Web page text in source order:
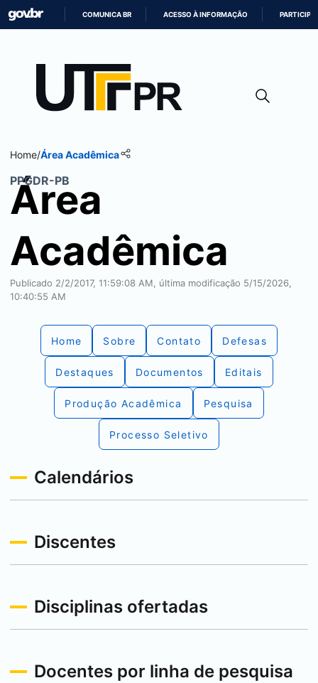
CONTEÚDO
COMUNICA BR ACESSO À INFORMAÇÃO PARTICIPE
Home/Área Acadêmica
PPGDR-PB
Área
Acadêmica
Publicado 2/2/2017, 11:59:08 AM, última modificação 5/15/2026,
10:40:55 AM
Home Sobre Contato Defesas
Destaques Documentos Editais
Produção Acadêmica Pesquisa
Processo Seletivo
Calendários
Discentes
Disciplinas ofertadas
Docentes por linha de pesquisa